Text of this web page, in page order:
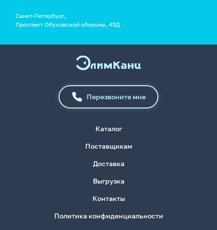
Санкт-Петербург,
Проспект Обуховской обороны, 45Д
Перезвоните мне
Каталог
Поставщикам
Доставка
Выгрузка
Контакты
Политика конфиденциальности